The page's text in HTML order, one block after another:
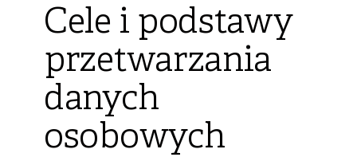
Cele i podstawy
przetwarzania
danych
osobowych